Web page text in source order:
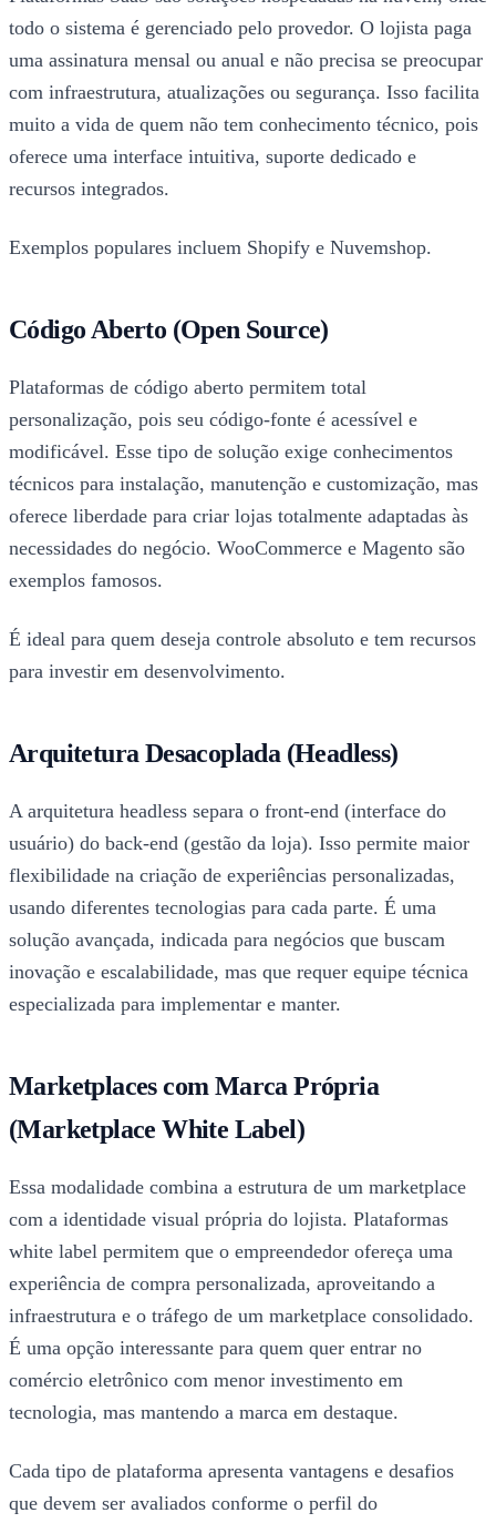
todo o sistema é gerenciado pelo provedor. O lojista paga
uma assinatura mensal ou anual e não precisa se preocupar
com infraestrutura, atualizações ou segurança. Isso facilita
muito a vida de quem não tem conhecimento técnico, pois
oferece uma interface intuitiva, suporte dedicado e
recursos integrados.
Exemplos populares incluem Shopify e Nuvemshop.
Código Aberto (Open Source)
Plataformas de código aberto permitem total
personalização, pois seu código-fonte é acessível e
modificável. Esse tipo de solução exige conhecimentos
técnicos para instalação, manutenção e customização, mas
oferece liberdade para criar lojas totalmente adaptadas às
necessidades do negócio. WooCommerce e Magento são
exemplos famosos.
É ideal para quem deseja controle absoluto e tem recursos
para investir em desenvolvimento.
Arquitetura Desacoplada (Headless)
A arquitetura headless separa o front-end (interface do
usuário) do back-end (gestão da loja). Isso permite maior
flexibilidade na criação de experiências personalizadas,
usando diferentes tecnologias para cada parte. É uma
solução avançada, indicada para negócios que buscam
inovação e escalabilidade, mas que requer equipe técnica
especializada para implementar e manter.
Marketplaces com Marca Própria
(Marketplace White Label)
Essa modalidade combina a estrutura de um marketplace
com a identidade visual própria do lojista. Plataformas
white label permitem que o empreendedor ofereça uma
experiência de compra personalizada, aproveitando a
infraestrutura e o tráfego de um marketplace consolidado.
É uma opção interessante para quem quer entrar no
comércio eletrônico com menor investimento em
tecnologia, mas mantendo a marca em destaque.
Cada tipo de plataforma apresenta vantagens e desafios
que devem ser avaliados conforme o perfil do